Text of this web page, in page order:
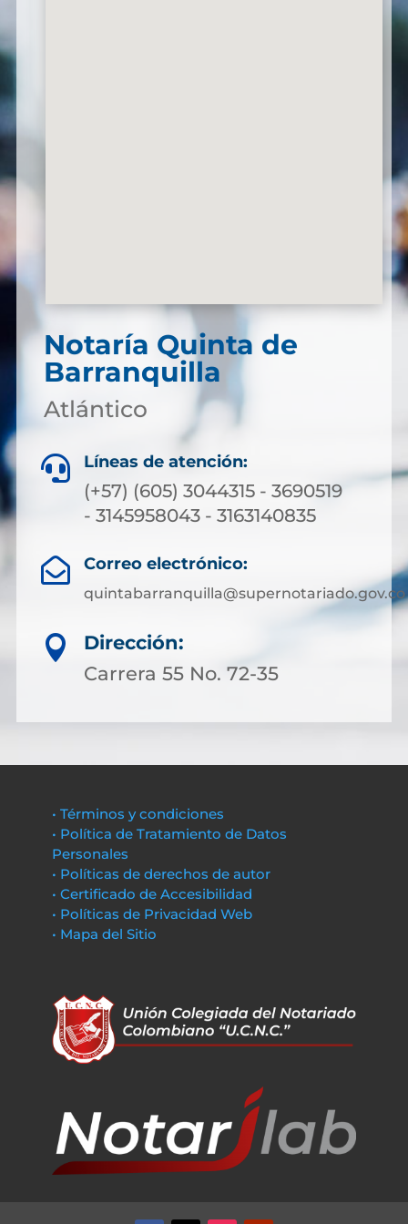
Notaría Quinta de
Barranquilla
Atlántico
 Líneas de atención:
(+57) (605) 3044315 - 3690519
- 3145958043 - 3163140835
 Correo electrónico:
quintabarranquilla@supernotariado.gov.co

Dirección:
Carrera 55 No. 72-35
• Términos y condiciones
• Política de Tratamiento de Datos
Personales
• Políticas de derechos de autor
• Certificado de Accesibilidad
• Políticas de Privacidad Web
• Mapa del Sitio